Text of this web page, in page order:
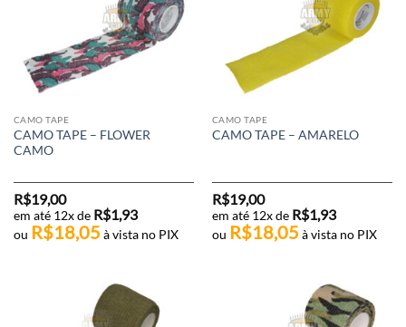
CAMO TAPE
CAMO TAPE – FLOWER
CAMO
R$19,00
em até 12x de R$1,93
ou R$18,05 à vista no PIX
CAMO TAPE
CAMO TAPE – AMARELO
R$19,00
em até 12x de R$1,93
ou R$18,05 à vista no PIX